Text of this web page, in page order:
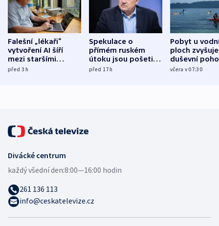
Falešní „lékaři“
vytvoření AI šíří
mezi staršími
Poláky nebezpečné
před 3h
Spekulace o
přímém ruském
útoku jsou pošetilé,
míní estonský
před 17h
Pobyt u
ploch zvyšuje
duševní
ukázala
včera v 07:30
Divácké centrum
každý všední den:8:00—16:00 hodin
261 136 113
info@ceskatelevize.cz